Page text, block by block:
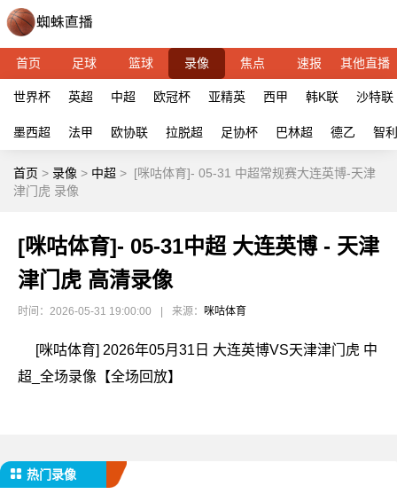
首页 足球 篮球 录像 焦点 速报 其他直播
世界杯 英超 中超 欧冠杯 亚精英 西甲 韩K联 沙特联
墨西超 法甲 欧协联 拉脱超 足协杯 巴林超 德乙 智
首页 > 录像 > 中超 > [咪咕体育]- 05-31 中超常规赛大连英博-天津
津门虎 录像
[咪咕体育]- 05-31中超 大连英博 - 天津
津门虎 高清录像
时间：2026-05-31 19:00:00 来源： 咪咕体育
[咪咕体育] 2026年05月31日 大连英博VS天津津门虎 中
超_全场录像【全场回放】
热门录像